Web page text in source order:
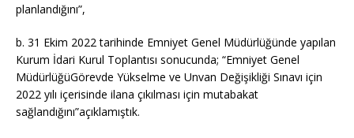
planlandığını”,
b. 31 Ekim 2022 tarihinde Emniyet Genel Müdürlüğünde yapılan
Kurum İdari Kurul Toplantısı sonucunda; “Emniyet Genel
MüdürlüğüGörevde Yükselme ve Unvan Değişikliği Sınavı için
2022 yılı içerisinde ilana çıkılması için mutabakat
sağlandığını”açıklamıştık.